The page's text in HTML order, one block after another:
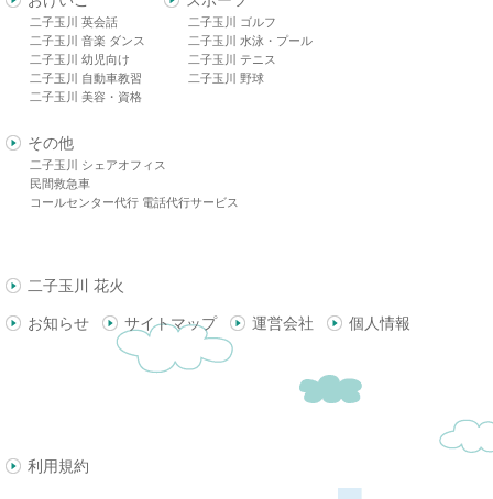
二子玉川 英会話
二子玉川 音楽 ダンス
二子玉川 幼児向け
二子玉川 自動車教習
二子玉川 美容・資格
二子玉川 ゴルフ
二子玉川 水泳・プール
二子玉川 テニス
二子玉川 野球
その他
二子玉川 シェアオフィス
民間救急車
コールセンター代行 電話代行サービス
二子玉川 花火
お知らせ サイトマップ 運営会社 個人情報
利用規約